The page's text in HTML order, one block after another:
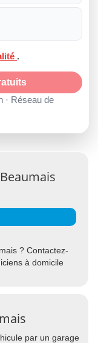
.
· Réseau de
? Contactez-
à domicile
par un garage